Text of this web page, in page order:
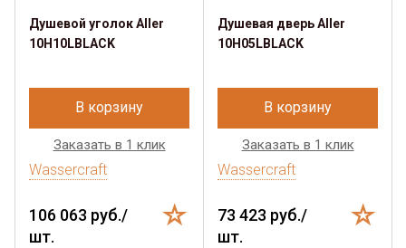
Душевой уголок Aller
10H10LBLACK
В корзину
Заказать в 1 клик
Wassercraft
106 063 руб./
шт.
Душевая дверь Aller
10H05LBLACK
В корзину
Заказать в 1 клик
Wassercraft
73 423 руб./
шт.